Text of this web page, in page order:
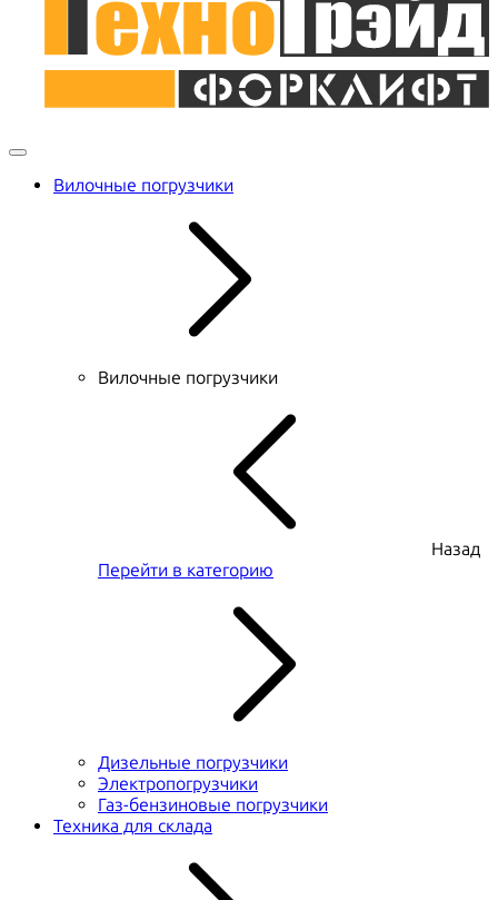
Вилочные погрузчики
Вилочные погрузчики
Назад
Перейти в категорию
Дизельные погрузчики
Электропогрузчики
Газ-бензиновые погрузчики
Техника для склада